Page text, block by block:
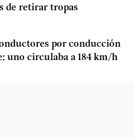
de retirar tropas
por conducción
uno circulaba a 184 km/h